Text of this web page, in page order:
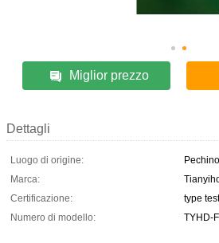
Miglior prezzo
Dettagli
Luogo di origine:
Marca:
Certificazione:
type
Numero di modello:
TYHD-